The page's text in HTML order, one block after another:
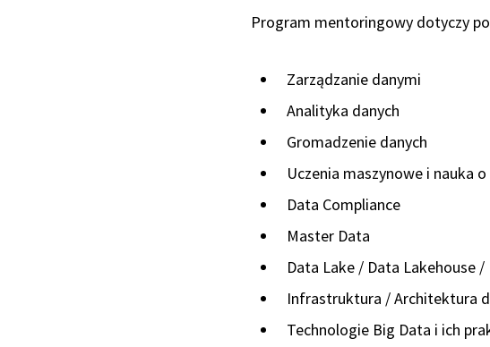
Program mentoringowy dotyczy
Zarządzanie danymi
Analityka danych
Gromadzenie danych
Uczenia maszynowe i nauka o
Data Compliance
Master Data
Data Lake / Data Lakehouse
Infrastruktura / Architektura
Technologie Big Data i ich